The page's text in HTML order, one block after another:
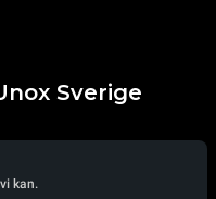
Sverige
kan.